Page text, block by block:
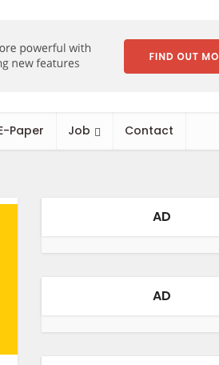
Paper Job Contact
AD
AD